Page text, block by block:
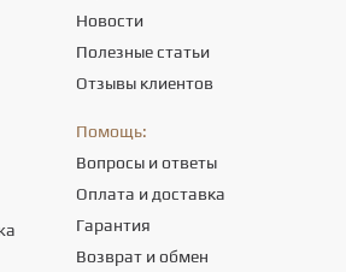
Новости
Полезные статьи
Отзывы клиентов
Помощь:
Вопросы и ответы
Оплата и доставка
Гарантия
Возврат и обмен